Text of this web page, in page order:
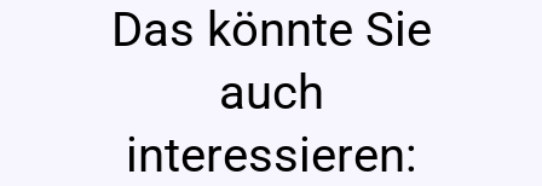
Das könnte Sie
auch
interessieren: